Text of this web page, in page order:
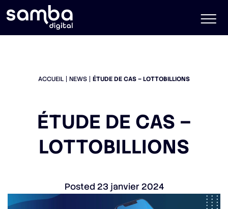
ACCUEIL NEWS ÉTUDE DE CAS – LOTTOBILLIONS
ÉTUDE DE CAS –
LOTTOBILLIONS
Posted 23 janvier 2024